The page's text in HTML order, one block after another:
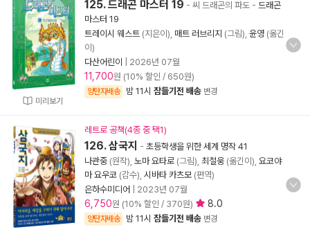
미리보기
125. 드래곤 마스터 19 - 씨 드래곤의 파도 - 드래곤
마스터 19
트레이시 웨스트 (지은이), 매트 러브리지 (그림), 윤영 (옮긴
이)
다산어린이
2026년 07월
11,700원 (10% 할인 / 650원)
양탄자배송 밤 11시 잠들기전 배송 변경
레트로 공책(4종 중 택1)
126. 삼국지 - 초등학생을 위한 세계 명작 41
나관중 (원작), 노마 요타로 (그림), 최철웅 (옮긴이), 요코야
마 요우코 (감수), 시바타 카츠모 (편역)
은하수미디어
2023년 07월
6,750원 (10% 할인 / 370원) 8.0
양탄자배송 밤 11시 잠들기전 배송 변경